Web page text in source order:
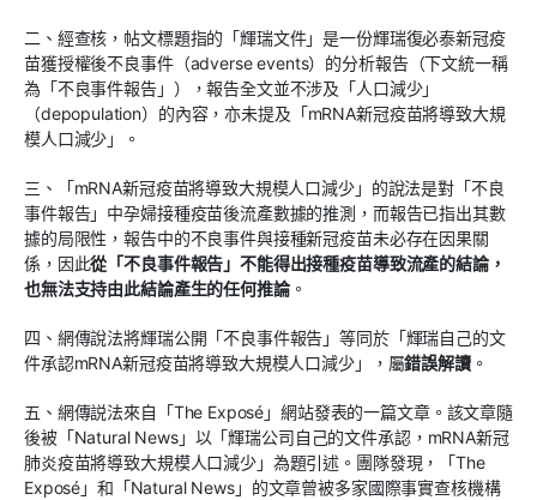
二、經查核，帖文標題指的「輝瑞文件」是一份輝瑞復必泰新冠疫
苗獲授權後不良事件（adverse events）的分析報告（下文統一稱
為「不良事件報告」），報告全文並不涉及「人口減少」
（depopulation）的內容，亦未提及「mRNA新冠疫苗將導致大規
模人口減少」。
三、「mRNA新冠疫苗將導致大規模人口減少」的說法是對「不良
事件報告」中孕婦接種疫苗後流產數據的推測，而報告已指出其數
據的局限性，報告中的不良事件與接種新冠疫苗未必存在因果關
係，因此從「不良事件報告」不能得出接種疫苗導致流產的結論，
也無法支持由此結論產生的任何推論。
四、網傳說法將輝瑞公開「不良事件報告」等同於「輝瑞自己的文
件承認mRNA新冠疫苗將導致大規模人口減少」，屬錯誤解讀。
五、網傳説法來自「The Exposé」網站發表的一篇文章。該文章隨
後被「Natural News」以「輝瑞公司自己的文件承認，mRNA新冠
肺炎疫苗將導致大規模人口減少」為題引述。團隊發現，「The
Exposé」和「Natural News」的文章曾被多家國際事實查核機構